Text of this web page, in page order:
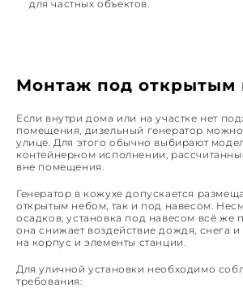
для частных объектов.
Монтаж под открытым
Если внутри дома или на участке нет
помещения, дизельный генератор можно
улице. Для этого обычно выбирают
контейнерном исполнении,
вне помещения.
Генератор в кожухе допускается
открытым небом, так и под навесом.
осадков, установка под навесом всё же
она снижает воздействие дождя, снега
на корпус и элементы станции.
Для уличной установки необходимо
требования: